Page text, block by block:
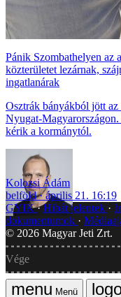
Pánik Szombathelyen az
közterületet lezárnak,
ingatlanárak
Osztrák bányákból jött
Nyugat-Magyarországon.
kérik a kormánytól.
Kolozsi Ádám
belföld
április 21. 16:19
GYIK Hibát jelentek
dokumentumok
© 2026 Magyar Jeti Zrt.
Vége
Menü